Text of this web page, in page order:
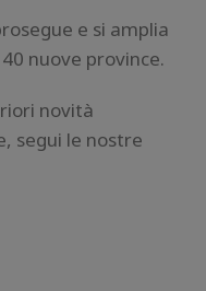
e si amplia
nuove province.
novità
segui le nostre